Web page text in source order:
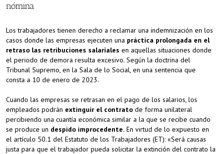
nómina
Los trabajadores tienen derecho a reclamar una indemnización en los
casos donde las empresas ejecuten una práctica prolongada en el
retraso las retribuciones salariales en aquellas situaciones donde
el periodo de demora resulta excesivo. Según la doctrina del
Tribunal Supremo, en la Sala de lo Social, en una sentencia que
consta a 10 de enero de 2023.
Cuando las empresas se retrasan en el pago de los salarios, los
empleados podrán extinguir el contrato de forma unilateral
percibiendo una cuantía económica similar a la que se recibe cuando
se produce un despido improcedente. En virtud de lo expuesto en
el artículo 50.1 del Estatuto de los Trabajadores (ET): «Será causas
justa para que el trabajador pueda solicitar la extinción del contrato la